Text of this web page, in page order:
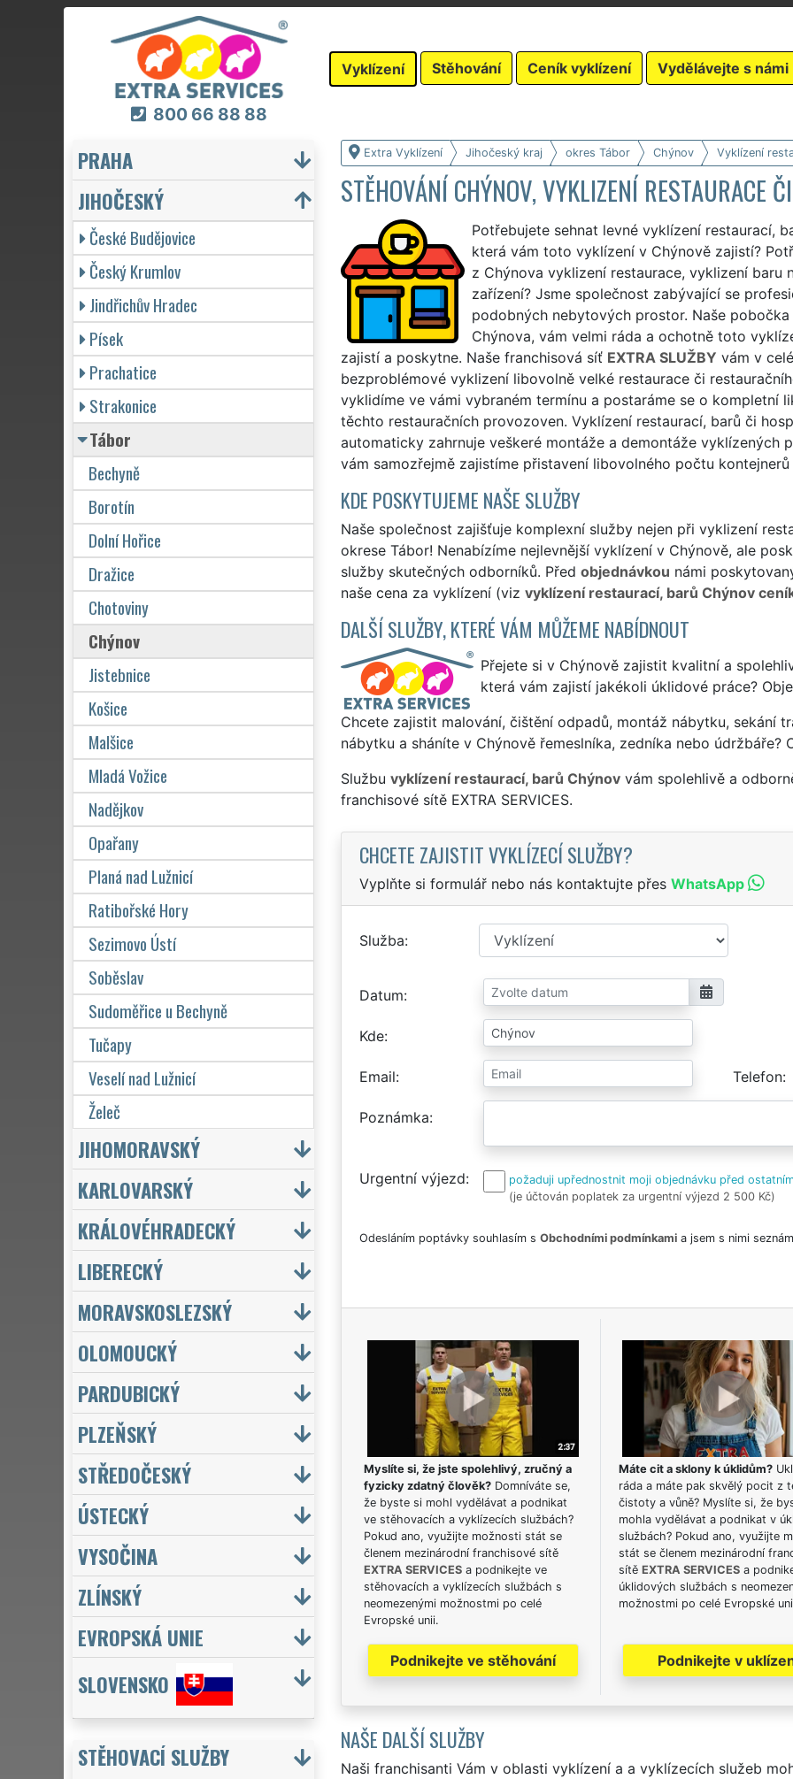
800 66 88 88
Vyklízení Stěhování Ceník vyklízení Vydělávejte s námi
Extra Vyklízení Jihočeský kraj okres Tábor Chýnov Vyklízení
STĚHOVÁNÍ CHÝNOV, VYKLIZENÍ RESTAURACE
Potřebujete sehnat levné vyklízení restaurací,
která vám toto vyklízení v Chýnově zajistí?
z Chýnova vyklizení restaurace, vyklizení
zařízení? Jsme společnost zabývající se
podobných nebytových prostor. Naše
Chýnova, vám velmi ráda a ochotně toto
zajistí a poskytne. Naše franchisová síť EXTRA SLUŽBY vám v
bezproblémové vyklizení libovolně velké restaurace či
vyklidíme ve vámi vybraném termínu a postaráme se o kompletní
těchto restauračních provozoven. Vyklízení restaurací, barů či
automaticky zahrnuje veškeré montáže a demontáže vyklízených
vám samozřejmě zajistíme přistavení libovolného počtu
KDE POSKYTUJEME NAŠE SLUŽBY
Naše společnost zajišťuje komplexní služby nejen při vyklizení
okrese Tábor! Nenabízíme nejlevnější vyklízení v Chýnově, ale
služby skutečných odborníků. Před objednávkou námi
naše cena za vyklízení (viz vyklízení restaurací, barů Chýnov
DALŠÍ SLUŽBY, KTERÉ VÁM MŮŽEME NABÍDNOUT
Přejete si v Chýnově zajistit kvalitní a
která vám zajistí jakékoli úklidové práce?
Chcete zajistit malování, čištění odpadů, montáž nábytku, sekání
nábytku a sháníte v Chýnově řemeslníka, zedníka nebo údržbáře?
Službu vyklízení restaurací, barů Chýnovvám spolehlivě a
franchisové sítě EXTRA SERVICES.
CHCETE ZAJISTIT VYKLÍZECÍ SLUŽBY?
Vyplňte si formulář nebo nás kontaktujte přes WhatsApp
Služba
Datum
Kde
Email Telefon
Poznámka
Urgentní výjezd
požaduji upřednostnit moji objednávku před
(je účtován poplatek za urgentní výjezd 2 500 Kč)
Odesláním poptávky souhlasím s Obchodními podmínkamia jsem s nimi
Myslíte si, že jste spolehlivý, zručný a
fyzicky zdatný člověk?Domníváte se,
že byste si mohl vydělávat a podnikat
ve stěhovacích a vyklízecích službách?
Pokud ano, využijte možnosti stát se
členem mezinárodní franchisové sítě
EXTRA SERVICESa podnikejte ve
stěhovacích a vyklízecích službách s
neomezenými možnostmi po celé
Evropské unii.
Podnikejte ve stěhování
Máte cit a sklony k úklidům?
ráda a máte pak skvělý pocit z
čistoty a vůně? Myslíte si, že
mohla vydělávat a podnikat v
službách? Pokud ano, využijte
stát se členem mezinárodní
sítě EXTRA SERVICESa
úklidových službách s
možnostmi po celé Evropské
Podnikejte v
NAŠE DALŠÍ SLUŽBY
Naši franchisanti Vám v oblasti vyklízení a a vyklízecích služeb
PRAHA
JIHOČESKÝ
České Budějovice
Český Krumlov
Jindřichův Hradec
Písek
Prachatice
Strakonice
Tábor
Bechyně
Borotín
Dolní Hořice
Dražice
Chotoviny
Chýnov
Jistebnice
Košice
Malšice
Mladá Vožice
Nadějkov
Opařany
Planá nad Lužnicí
Ratibořské Hory
Sezimovo Ústí
Soběslav
Sudoměřice u Bechyně
Tučapy
Veselí nad Lužnicí
Želeč
JIHOMORAVSKÝ
KARLOVARSKÝ
KRÁLOVÉHRADECKÝ
LIBERECKÝ
MORAVSKOSLEZSKÝ
OLOMOUCKÝ
PARDUBICKÝ
PLZEŇSKÝ
STŘEDOČESKÝ
ÚSTECKÝ
VYSOČINA
ZLÍNSKÝ
EVROPSKÁ UNIE
SLOVENSKO
STĚHOVACÍ SLUŽBY